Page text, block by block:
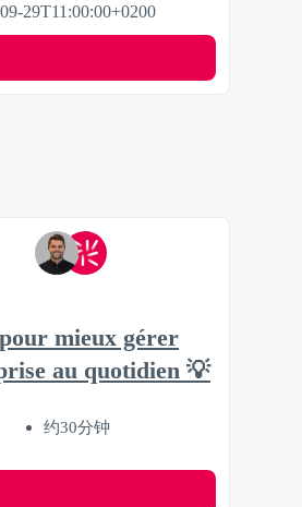
29T11:00:00+0200
mieux gérer
au quotidien 💡
约30分钟